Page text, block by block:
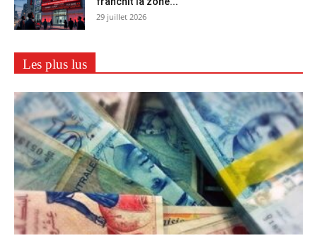
29 juillet 2026
Les plus lus